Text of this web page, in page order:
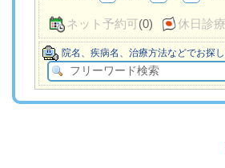
ネット予約可(0) 休日診療
院名、疾病名、治療方法などでお探